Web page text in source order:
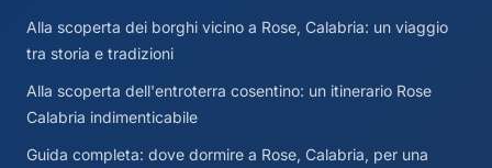
Alla scoperta dei borghi vicino a Rose, Calabria: un viaggio
tra storia e tradizioni
Alla scoperta dell'entroterra cosentino: un itinerario Rose
Calabria indimenticabile
Guida completa: dove dormire a Rose, Calabria, per una